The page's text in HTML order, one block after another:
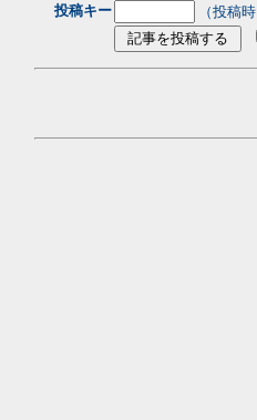
投稿キー
（投稿時